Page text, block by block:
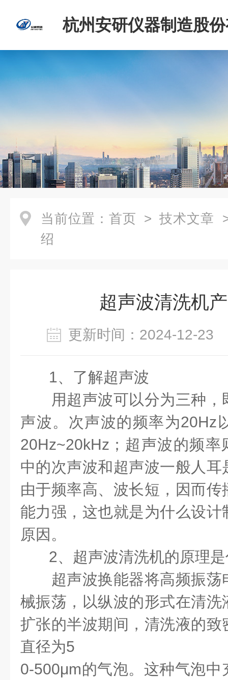
杭州安研仪器制造股
司
当前位置： 首页 > 技术文章
绍
超声波清洗机
更新时间：2024-12-
1、了解超声波
用超声波可以分为三种，
声波。次声波的频率为20Hz
20Hz~20kHz；超声波的频
中的次声波和超声波一般人
由于频率高、波长短，因而
能力强，这也就是为什么设
原因。
2、超声波清洗机的原理
超声波换能器将高频振荡
械振荡，以纵波的形式在清
扩张的半波期间，清洗液的
直径为5
0-500μm的气泡。这种气泡